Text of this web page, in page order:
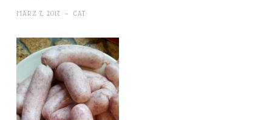
MÄRZ 7, 2017 ~ CAT